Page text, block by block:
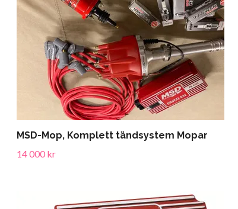
MSD-Mop, Komplett tändsystem Mopar
14 000 kr